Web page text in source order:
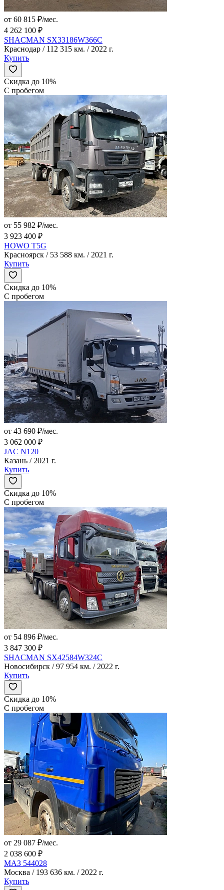
от 60 815 ₽/мес.
4 262 100 ₽
SHACMAN SX33186W366C
Краснодар / 112 315 км. / 2022 г.
Купить
Скидка до 10%
С пробегом
от 55 982 ₽/мес.
3 923 400 ₽
HOWO T5G
Красноярск / 53 588 км. / 2021 г.
Купить
Скидка до 10%
С пробегом
от 43 690 ₽/мес.
3 062 000 ₽
JAC N120
Казань / 2021 г.
Купить
Скидка до 10%
С пробегом
от 54 896 ₽/мес.
3 847 300 ₽
SHACMAN SX42584W324C
Новосибирск / 97 954 км. / 2022 г.
Купить
Скидка до 10%
С пробегом
от 29 087 ₽/мес.
2 038 600 ₽
МАЗ 544028
Москва / 193 636 км. / 2022 г.
Купить